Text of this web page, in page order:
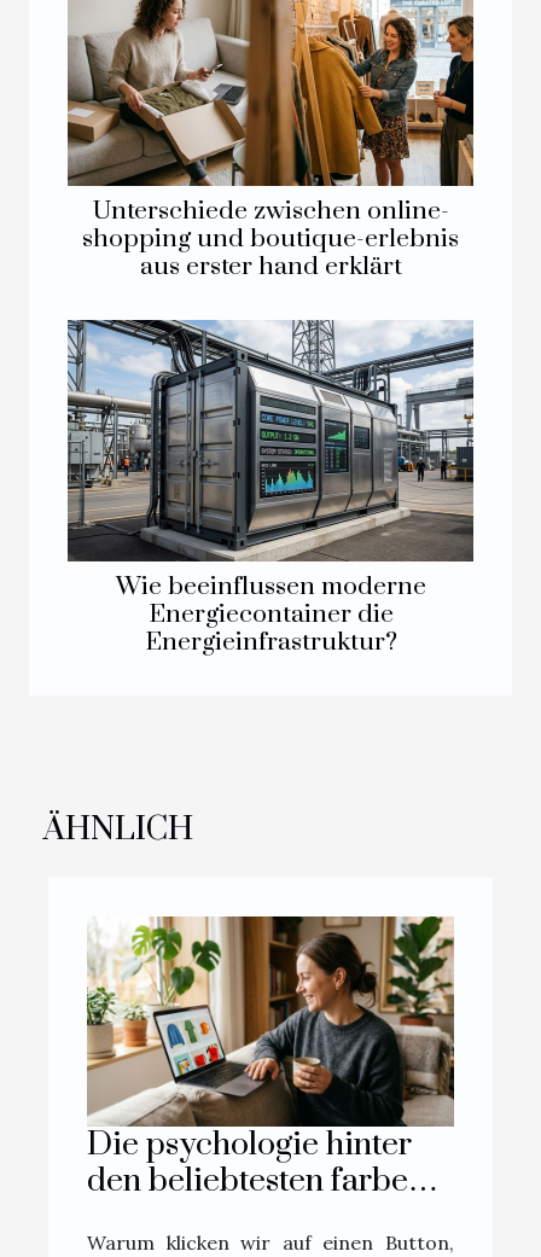
Unterschiede zwischen online-
shopping und boutique-erlebnis
aus erster hand erklärt
Wie beeinflussen moderne
Energiecontainer die
Energieinfrastruktur?
ÄHNLICH
Die psychologie hinter
den beliebtesten farben
Warum klicken wir auf einen Button,